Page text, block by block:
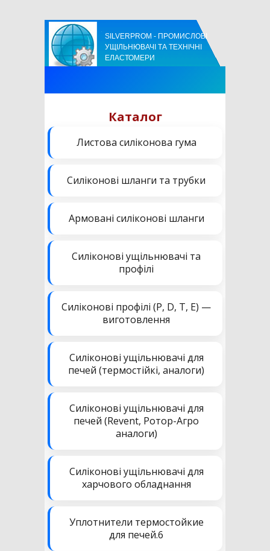
SILVERPROM - ПРОМИСЛОВІ
УЩІЛЬНЮВАЧІ ТА ТЕХНІЧНІ
ЕЛАСТОМЕРИ
Каталог
Листова силіконова гума
Силіконові шланги та трубки
Армовані силіконові шланги
Силіконові ущільнювачі та
профілі
Силіконові профілі (P, D, T, E) —
виготовлення
Силіконові ущільнювачі для
печей (термостійкі, аналоги)
Силіконові ущільнювачі для
печей (Revent, Ротор-Агро
аналоги)
Силіконові ущільнювачі для
харчового обладнання
Уплотнители термостойкие
для печей.6